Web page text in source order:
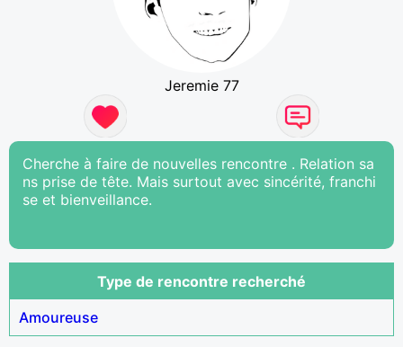
Jeremie 77
Cherche à faire de nouvelles rencontre . Relation sa
ns prise de tête. Mais surtout avec sincérité, franchi
se et bienveillance.
Type de rencontre recherché
Amoureuse